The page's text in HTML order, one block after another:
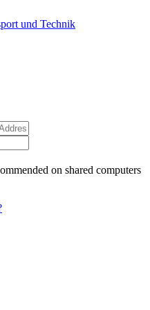
on shared computers